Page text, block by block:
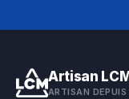
Artisan LCM
ARTISAN DEPUIS